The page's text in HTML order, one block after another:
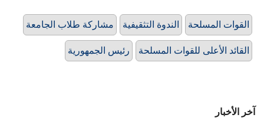
مشاركة طلاب الجامعة الندوة التثقيفية القوات المسلحة
رئيس الجمهورية القائد الأعلى للقوات المسلحة
آخر الأخبار